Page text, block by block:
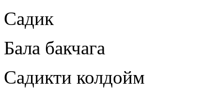
Садик
Бала бакчага
Садикти колдойм